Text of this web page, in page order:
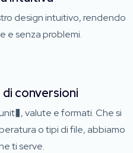
design intuitivo, rendendo
e senza problemi.
conversioni
valute e formati. Che si
o tipi di file, abbiamo
ti serve.